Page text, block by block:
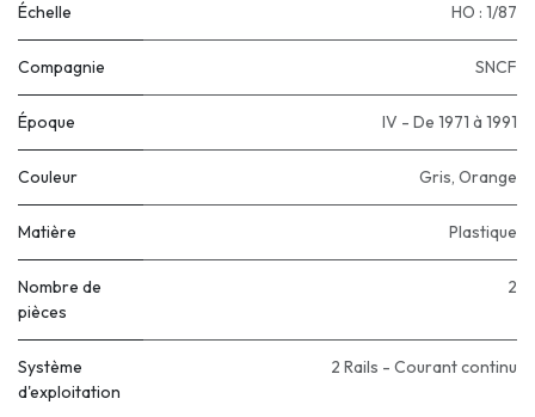
Échelle HO : 1/87
Compagnie SNCF
Époque IV - De 1971 à 1991
Couleur Gris, Orange
Matière Plastique
Nombre de
pièces
2
Système
d'exploitation
2 Rails - Courant continu